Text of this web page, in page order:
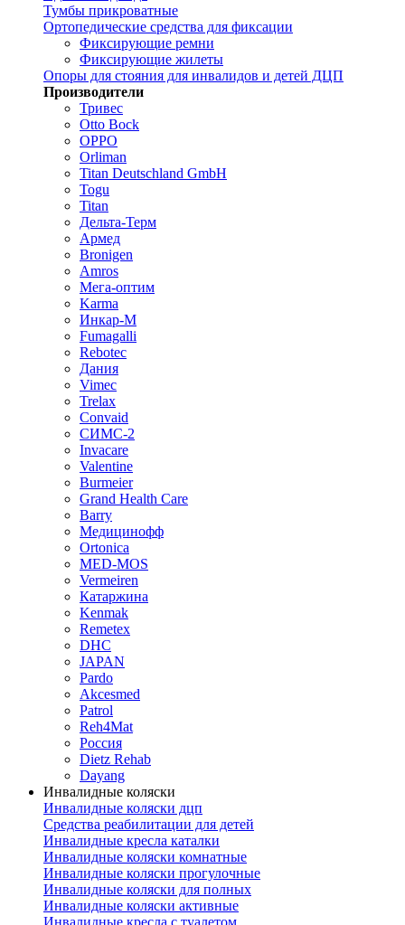
Тумбы прикроватные
Ортопедические средства для фиксации
Фиксирующие ремни
Фиксирующие жилеты
Опоры для стояния для инвалидов и детей ДЦП
Производители
Тривес
Otto Bock
OPPO
Orliman
Titan Deutschland GmbH
Togu
Titan
Дельта-Терм
Армед
Bronigen
Amros
Мега-оптим
Karma
Инкар-М
Fumagalli
Rebotec
Дания
Vimec
Trelax
Convaid
СИМС-2
Invacare
Valentine
Burmeier
Grand Health Care
Barry
Медицинофф
Ortonica
MED-MOS
Vermeiren
Катаржина
Kenmak
Remetex
DHC
JAPAN
Pardo
Akcesmed
Patrol
Reh4Mat
Россия
Dietz Rehab
Dayang
Инвалидные коляски
Инвалидные коляски дцп
Средства реабилитации для детей
Инвалидные кресла каталки
Инвалидные коляски комнатные
Инвалидные коляски прогулочные
Инвалидные коляски для полных
Инвалидные коляски активные
Инвалидные кресла с туалетом